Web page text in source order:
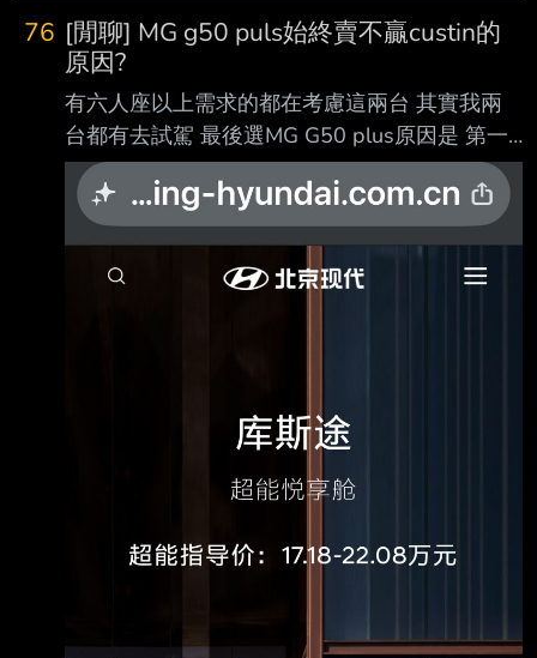
+10%快速道路，目前沒上過高速。 優點: 1.真
的安靜，混動+本來就不錯的隔音，純電模式下
真的安靜。 我家的貓坐W221/F04都會慘叫+想
破籠，搭這台就叫兩聲就安靜睡覺了。 2.換擋順
滑，e-cvt真的厲害，0~60的順滑程度幾乎和一
般機車一樣 3.各種防護給滿，個人最喜歡的就是
週邊雷達。除了
76 [閒聊] MG g50 puls始終賣不贏custin的
原因?
有六人座以上需求的都在考慮這兩台 其實我兩
台都有去試駕 最後選MG G50 plus原因是 第一
個他比較便宜 第二個他第三排空間比較大且進
出方便 第三個他後行李箱比較能塞 尤其四大兩
小出遊可以載全部行李 第四個他車子比較窄迴
轉半徑小好停車 可是為什麼看每個月汽車銷售
數字 都是custin賣得比較好 CUSTIN動力系統一
沒有滑門 他車子不會太寬 開門角度也蠻大